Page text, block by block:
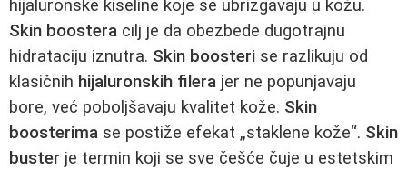
hijaluronske kiseline koje se ubrizgavaju u kožu.
Skin boostera cilj je da obezbede dugotrajnu
hidrataciju iznutra. Skin boosteri se razlikuju od
klasičnih hijaluronskih filera jer ne popunjavaju
bore, već poboljšavaju kvalitet kože. Skin
boosterima se postiže efekat „staklene kože“. Skin
buster je termin koji se sve češće čuje u estetskim